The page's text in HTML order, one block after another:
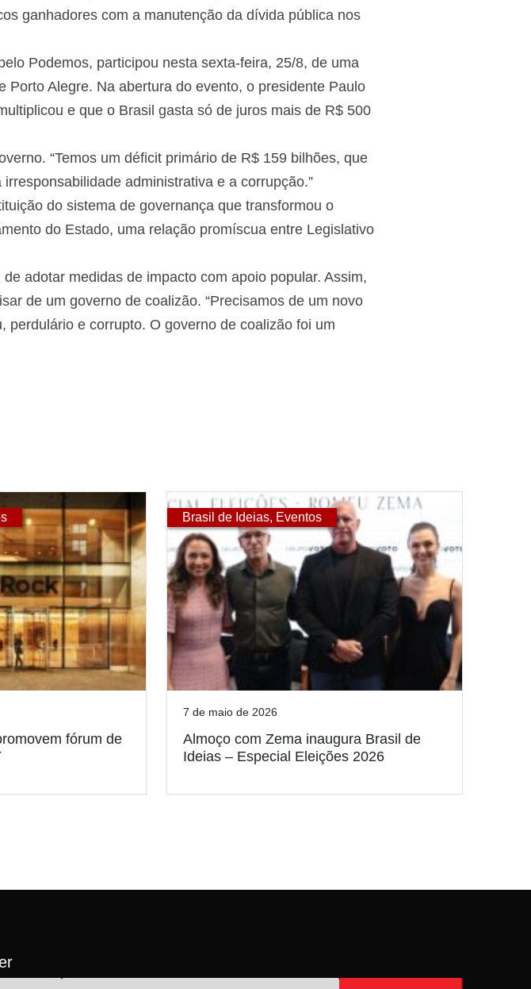
ganhadores com a manutenção da dívida pública nos
Podemos, participou nesta sexta-feira, 25/8, de uma
Alegre. Na abertura do evento, o presidente Paulo
e que o Brasil gasta só de juros mais de R$ 500
“Temos um déficit primário de R$ 159 bilhões, que
administrativa e a corrupção.”
do sistema de governança que transformou o
do Estado, uma relação promíscua entre Legislativo
adotar medidas de impacto com apoio popular. Assim,
de um governo de coalizão. “Precisamos de um novo
e corrupto. O governo de coalizão foi um
fórum de
Brasil de Ideias, Eventos
7 de maio de 2026
Almoço com Zema inaugura Brasil de
Ideias – Especial Eleições 2026